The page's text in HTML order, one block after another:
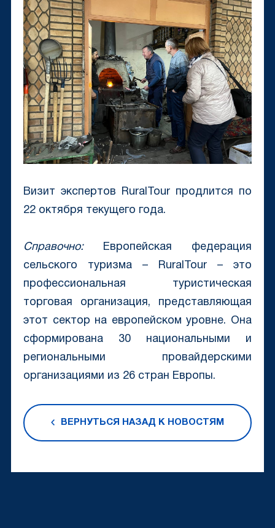
Визит экспертов RuralTour продлится по
22 октября текущего года.
Справочно:Европейская федерация
сельского туризма – RuralTour – это
профессиональная туристическая
торговая организация, представляющая
этот сектор на европейском уровне. Она
сформирована 30 национальными и
региональными провайдерскими
организациями из 26 стран Европы.
ВЕРНУТЬСЯ НАЗАД К НОВОСТЯМ